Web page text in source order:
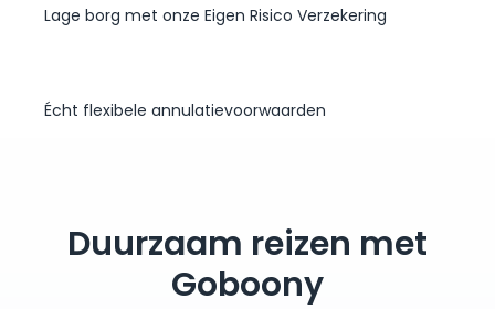
Lage borg met onze Eigen Risico Verzekering
Écht flexibele annulatievoorwaarden
Duurzaam reizen met
Goboony